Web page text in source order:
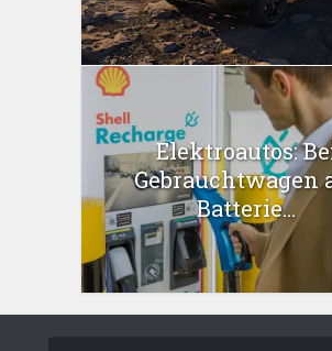
Elektroautos:
Gebrauchtwagen
Batterie...